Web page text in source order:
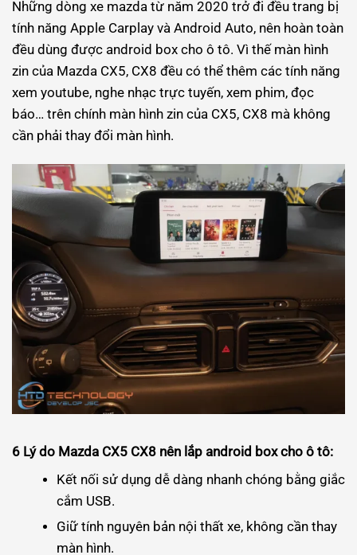
Những dòng xe mazda từ năm 2020 trở đi đều trang bị
tính năng Apple Carplay và Android Auto, nên hoàn toàn
đều dùng được android box cho ô tô. Vì thế màn hình
zin của Mazda CX5, CX8 đều có thể thêm các tính năng
xem youtube, nghe nhạc trực tuyến, xem phim, đọc
báo… trên chính màn hình zin của CX5, CX8 mà không
cần phải thay đổi màn hình.
6 Lý do Mazda CX5 CX8 nên lắp android box cho ô tô:
Kết nối sử dụng dễ dàng nhanh chóng bằng giắc
cắm USB.
Giữ tính nguyên bản nội thất xe, không cần thay
màn hình.